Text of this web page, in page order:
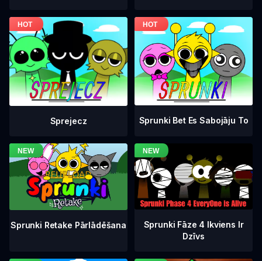
Sprejecz Sprunki Bet Es Sabojāju To
Sprunki Retake Pārlādēšana
Sprunki Fāze 4 Ikviens Ir
Dzīvs